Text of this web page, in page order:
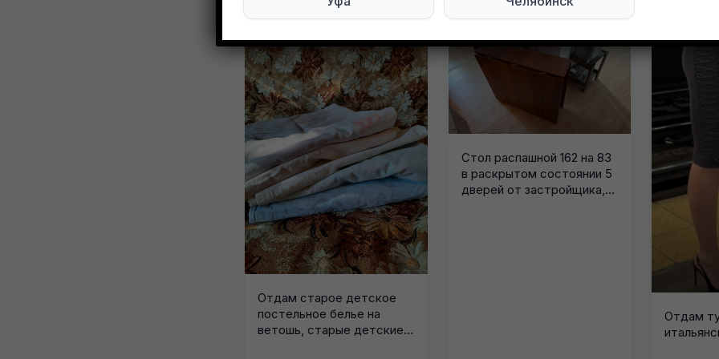
Отдам старое детское
постельное белье на
ветошь, старые детские
Стол распашной 162 на 83
в раскрытом состоянии 5
дверей от застройщика,...
Отдам